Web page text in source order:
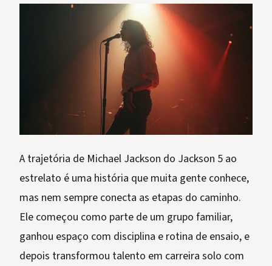
A trajetória de Michael Jackson do Jackson 5 ao
estrelato é uma história que muita gente conhece,
mas nem sempre conecta as etapas do caminho.
Ele começou como parte de um grupo familiar,
ganhou espaço com disciplina e rotina de ensaio, e
depois transformou talento em carreira solo com